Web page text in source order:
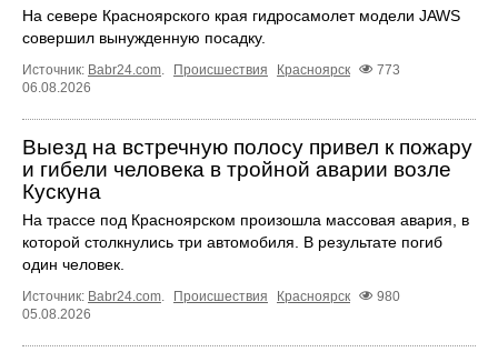
На севере Красноярского края гидросамолет модели JAWS
совершил вынужденную посадку.
Источник: Babr24.com. Происшествия Красноярск
773
06.08.2026
Выезд на встречную полосу привел к пожару
и гибели человека в тройной аварии возле
Кускуна
На трассе под Красноярском произошла массовая авария, в
которой столкнулись три автомобиля. В результате погиб
один человек.
Источник: Babr24.com. Происшествия Красноярск
980
05.08.2026